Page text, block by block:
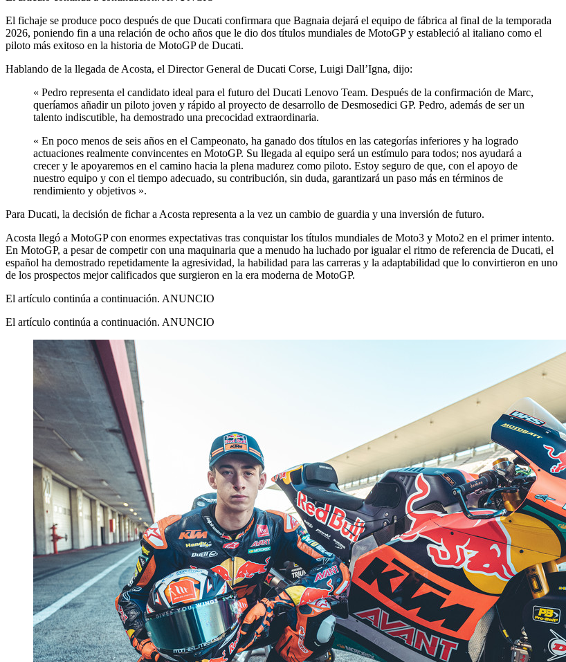
El fichaje se produce poco después de que Ducati confirmara que Bagnaia dejará el equipo de fábrica al final de la temporada
2026, poniendo fin a una relación de ocho años que le dio dos títulos mundiales de MotoGP y estableció al italiano como el
piloto más exitoso en la historia de MotoGP de Ducati.
Hablando de la llegada de Acosta, el Director General de Ducati Corse, Luigi Dall’Igna, dijo:
« Pedro representa el candidato ideal para el futuro del Ducati Lenovo Team. Después de la confirmación de Marc,
queríamos añadir un piloto joven y rápido al proyecto de desarrollo de Desmosedici GP. Pedro, además de ser un
talento indiscutible, ha demostrado una precocidad extraordinaria.
« En poco menos de seis años en el Campeonato, ha ganado dos títulos en las categorías inferiores y ha logrado
actuaciones realmente convincentes en MotoGP. Su llegada al equipo será un estímulo para todos; nos ayudará a
crecer y le apoyaremos en el camino hacia la plena madurez como piloto. Estoy seguro de que, con el apoyo de
nuestro equipo y con el tiempo adecuado, su contribución, sin duda, garantizará un paso más en términos de
rendimiento y objetivos ».
Para Ducati, la decisión de fichar a Acosta representa a la vez un cambio de guardia y una inversión de futuro.
Acosta llegó a MotoGP con enormes expectativas tras conquistar los títulos mundiales de Moto3 y Moto2 en el primer intento.
En MotoGP, a pesar de competir con una maquinaria que a menudo ha luchado por igualar el ritmo de referencia de Ducati, el
español ha demostrado repetidamente la agresividad, la habilidad para las carreras y la adaptabilidad que lo convirtieron en uno
de los prospectos mejor calificados que surgieron en la era moderna de MotoGP.
El artículo continúa a continuación. ANUNCIO
El artículo continúa a continuación. ANUNCIO